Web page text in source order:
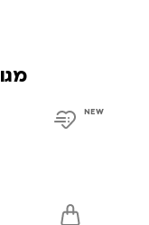
Add
NEW
product